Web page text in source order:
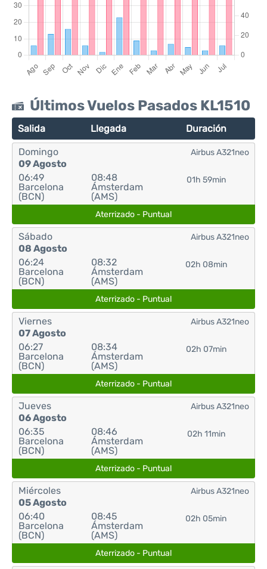
Últimos Vuelos Pasados KL1510
Salida Llegada Duración
Domingo
09 Agosto
06:49
Barcelona
(BCN)
08:48
Ámsterdam
(AMS)
01h 59min
Airbus A321neo
Aterrizado - Puntual
Sábado
08 Agosto
06:24
Barcelona
(BCN)
08:32
Ámsterdam
(AMS)
02h 08min
Airbus A321neo
Aterrizado - Puntual
Viernes
07 Agosto
06:27
Barcelona
(BCN)
08:34
Ámsterdam
(AMS)
02h 07min
Airbus A321neo
Aterrizado - Puntual
Jueves
06 Agosto
06:35
Barcelona
(BCN)
08:46
Ámsterdam
(AMS)
02h 11min
Airbus A321neo
Aterrizado - Puntual
Miércoles
05 Agosto
06:40
Barcelona
(BCN)
08:45
Ámsterdam
(AMS)
02h 05min
Airbus A321neo
Aterrizado - Puntual